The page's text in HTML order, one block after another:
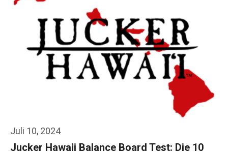
Juli 10, 2024
Jucker Hawaii Balance Board Test: Die 10